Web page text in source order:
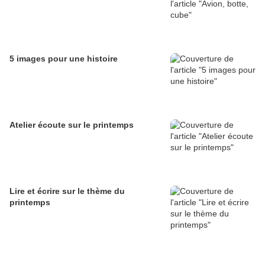
5 images pour une histoire
Atelier écoute sur le printemps
Lire et écrire sur le thème du
printemps